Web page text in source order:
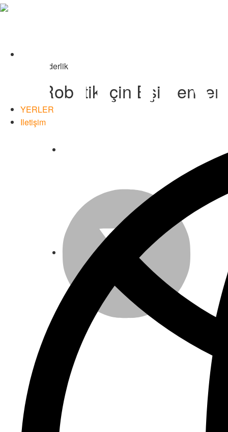
YERLER
Iletişim
Liderlik
Robotik için Eşi
LinkedIn
Email